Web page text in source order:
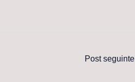
Post seguinte